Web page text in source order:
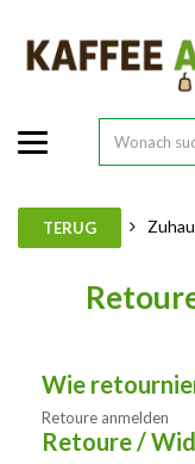
TERUG
Wie
Retoure anmelden
Retoure /